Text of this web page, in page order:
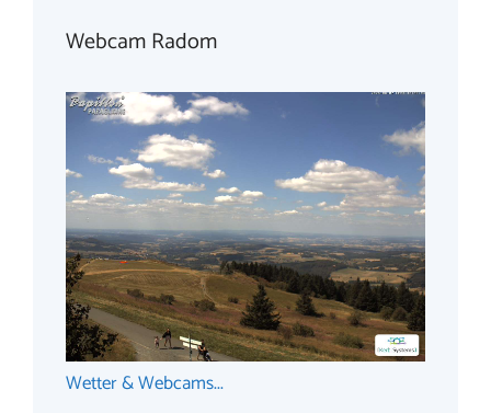
Webcam Radom
Wetter & Webcams...